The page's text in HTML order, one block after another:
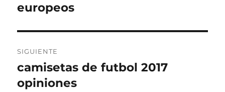
entradas
anterior:
europeos
SIGUIENTE
Entrada
siguiente:
camisetas de futbol 2017
opiniones